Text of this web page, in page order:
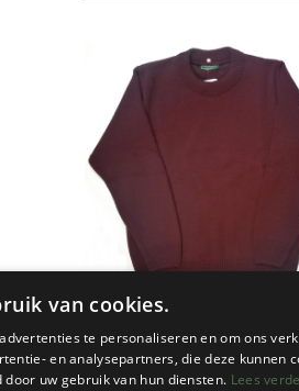
SCOUTSTRUI KINDEREN
van cookies.
te personaliseren en om ons
en analysepartners, die deze
uw gebruik van hun diensten. Lees